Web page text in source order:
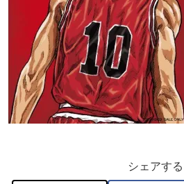
シェアする